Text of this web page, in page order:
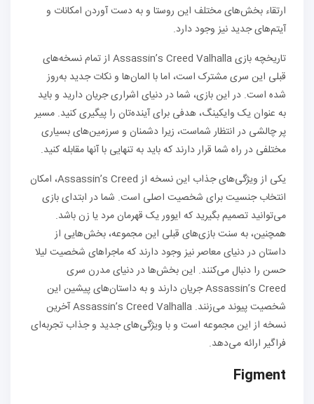
ارتقاء بخش‌های مختلف این روستا و به دست آوردن امکانات و
آیتم‌های جدید نیز وجود دارد.
تاریخچه بازی Assassin’s Creed Valhalla از تمام نسخه‌های
قبلی این سری مشترک است، اما با المان‌ها و نکات جدید به‌روز
شده است. در این بازی، شما در دنیای اشراری جریان دارید و باید
به عنوان یک وایکینگ، هدفی برای آینده‌تان را پیگیری کنید. مسیر
پر چالشی در انتظار شماست، زیرا دشمنان و سرزمین‌های بسیاری
مختلفی در راه شما قرار دارند که باید به تنهایی با آنها مقابله کنید.
یکی از ویژگی‌های جذاب این نسخه از Assassin’s Creed، امکان
انتخاب جنسیت برای شخصیت اصلی است. شما در ابتدای بازی
می‌توانید تصمیم بگیرید که ایوور یک قهرمان مرد یا زن باشد.
همچنین، به سنت بازی‌های قبلی این مجموعه، بخش‌هایی از
داستان در دنیای معاصر نیز وجود دارند که ماجراهای شخصیت لیلا
حسن را دنبال می‌کنند. این بخش‌ها در دنیای مدرن سری
Assassin’s Creed جریان دارند و به داستان‌های پیشین این
شخصیت پیوند می‌زنند. Assassin’s Creed Valhalla آخرین
نسخه از این مجموعه است و با ویژگی‌های جدید و جذاب تجربه‌ای
فراگیر ارائه می‌دهد.
Figment